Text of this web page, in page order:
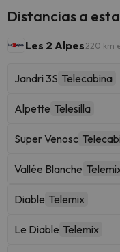
Distancias a
Les 2 Alpes 220 km
Jandri 3S Telecabina
Alpette Telesilla
Super Venosc
Vallée Blanche
Diable Telemix
Le Diable Telemix